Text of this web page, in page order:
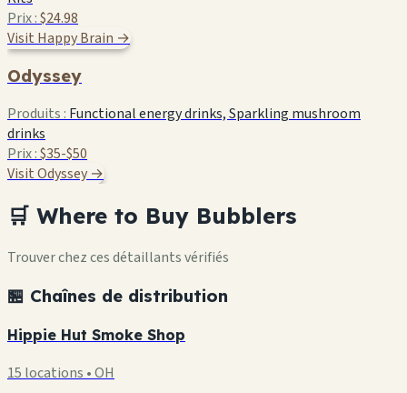
Prix :$24.98
Visit Happy Brain →
Odyssey
Produits : Functional energy drinks, Sparkling mushroom
drinks
Prix :$35-$50
Visit Odyssey →
🛒 Where to Buy Bubblers
Trouver chez ces détaillants vérifiés
🏪 Chaînes de distribution
Hippie Hut Smoke Shop
15 locations • OH